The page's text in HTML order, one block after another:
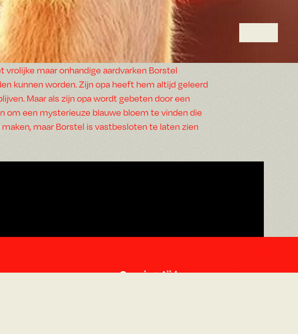
vrolijke maar onhandige aardvarken Borstel
kunnen worden. Zijn opa heeft hem altijd geleerd
Maar als zijn opa wordt gebeten door een
om een mysterieuze blauwe bloem te vinden die
maken, maar Borstel is vastbesloten te laten zien
Openingstijden